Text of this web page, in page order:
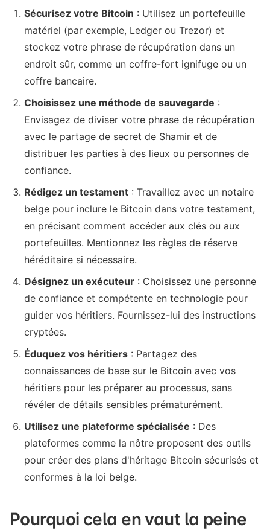
Sécurisez votre Bitcoin : Utilisez un portefeuille
matériel (par exemple, Ledger ou Trezor) et
stockez votre phrase de récupération dans un
endroit sûr, comme un coffre-fort ignifuge ou un
coffre bancaire.
Choisissez une méthode de sauvegarde :
Envisagez de diviser votre phrase de récupération
avec le partage de secret de Shamir et de
distribuer les parties à des lieux ou personnes de
confiance.
Rédigez un testament : Travaillez avec un notaire
belge pour inclure le Bitcoin dans votre testament,
en précisant comment accéder aux clés ou aux
portefeuilles. Mentionnez les règles de réserve
héréditaire si nécessaire.
Désignez un exécuteur : Choisissez une personne
de confiance et compétente en technologie pour
guider vos héritiers. Fournissez-lui des instructions
cryptées.
Éduquez vos héritiers : Partagez des
connaissances de base sur le Bitcoin avec vos
héritiers pour les préparer au processus, sans
révéler de détails sensibles prématurément.
Utilisez une plateforme spécialisée : Des
plateformes comme la nôtre proposent des outils
pour créer des plans d'héritage Bitcoin sécurisés et
conformes à la loi belge.
Pourquoi cela en vaut la peine